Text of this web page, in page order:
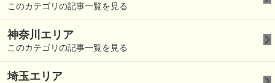
このカテゴリの記事一覧を見る
神奈川エリア
このカテゴリの記事一覧を見る
埼玉エリア